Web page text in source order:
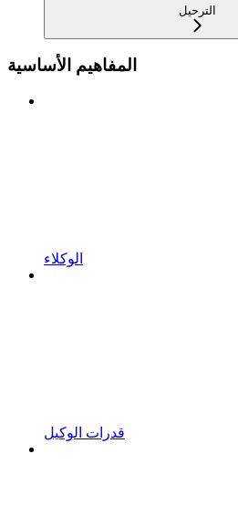
الترحيل
المفاهيم الأساسية
الوكلاء
قدرات الوكيل